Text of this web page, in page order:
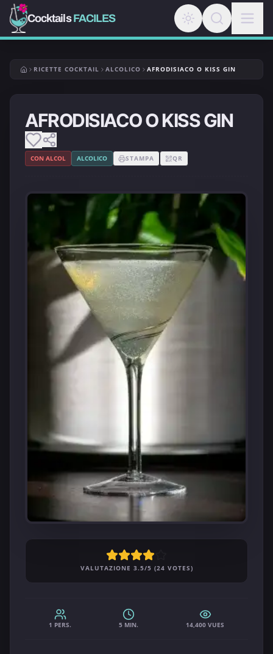
CocktailsFACILES
RICETTE COCKTAIL ALCOLICO AFRODISIACO O KISS GIN
AFRODISIACO O KISS GIN
CON ALCOL ALCOLICO STAMPA QR
VALUTAZIONE 3.5/5 (24 VOTES)
1 PERS. 5 MIN. 14,400 VUES